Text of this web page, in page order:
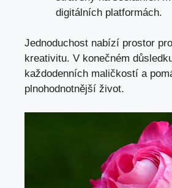
digitálních platformách.
Jednoduchost nabízí prostor
kreativitu. V konečném
každodenních maličkostí a
plnohodnotnější život.